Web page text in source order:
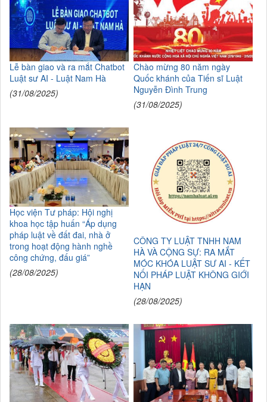
Lễ bàn giao và ra mắt Chatbot
Luật sư AI - Luật Nam Hà
(31/08/2025)
Chào mừng 80 năm ngày
Quốc khánh của Tiến sĩ Luật
Nguyễn Đình Trung
(31/08/2025)
Học viện Tư pháp: Hội nghị
khoa học tập huấn “Áp dụng
pháp luật về đất đai, nhà ở
trong hoạt động hành nghề
công chứng, đấu giá”
(28/08/2025)
CÔNG TY LUẬT TNHH NAM
HÀ VÀ CỘNG SỰ: RA MẮT
MÓC KHÓA LUẬT SƯ AI - KẾT
NỐI PHÁP LUẬT KHÔNG GIỚI
HẠN
(28/08/2025)